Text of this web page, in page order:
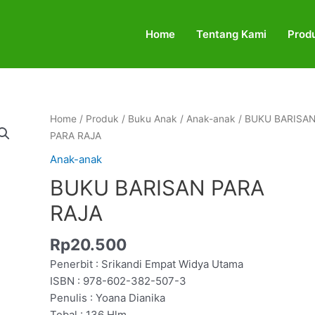
Home Tentang Kami
Home/ Produk / Buku Anak / Anak-anak / BUKU BARISAN
PARA RAJA
Anak-anak
BUKU BARISAN PARA
RAJA
Rp20.500
Penerbit : Srikandi Empat Widya Utama
ISBN : 978-602-382-507-3
Penulis : Yoana Dianika
BUKU
BARISAN
RAJA
quantity